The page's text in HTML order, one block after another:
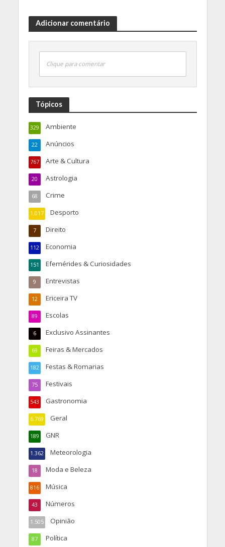
Adicionar comentário
Clique para comentar
Tópicos
Ambiente
329
Anúncios
22
Arte & Cultura
767
Astrologia
20
Crime
68
Desporto
1.017
Direito
7
Economia
112
Efemérides & Curiosidades
151
Entrevistas
9
Ericeira TV
12
Escolas
89
Exclusivo Assinantes
6
Feiras & Mercados
69
Festas & Romarias
182
Festivais
75
Gastronomia
543
Geral
6.769
GNR
189
Meteorologia
1.362
Moda e Beleza
18
Música
816
Números
43
Opinião
1.505
Política
87